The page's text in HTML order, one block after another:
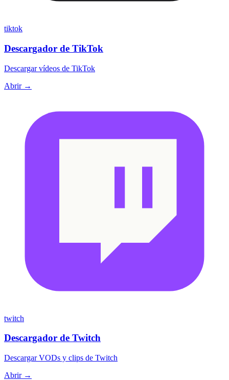
tiktok
Descargador de TikTok
Descargar vídeos de TikTok
Abrir →
twitch
Descargador de Twitch
Descargar VODs y clips de Twitch
Abrir →